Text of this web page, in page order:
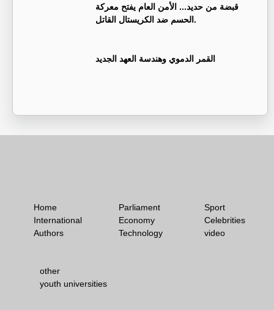
قبضة من حديد... الأمن العام يفتح معركة
الحسم ضد الكريستال القاتل.
القمر الدموي وهندسة العهد الجديد
Home
International
Authors
Parliament
Economy
Technology
Sport
Celebrities
video
other
youth universities